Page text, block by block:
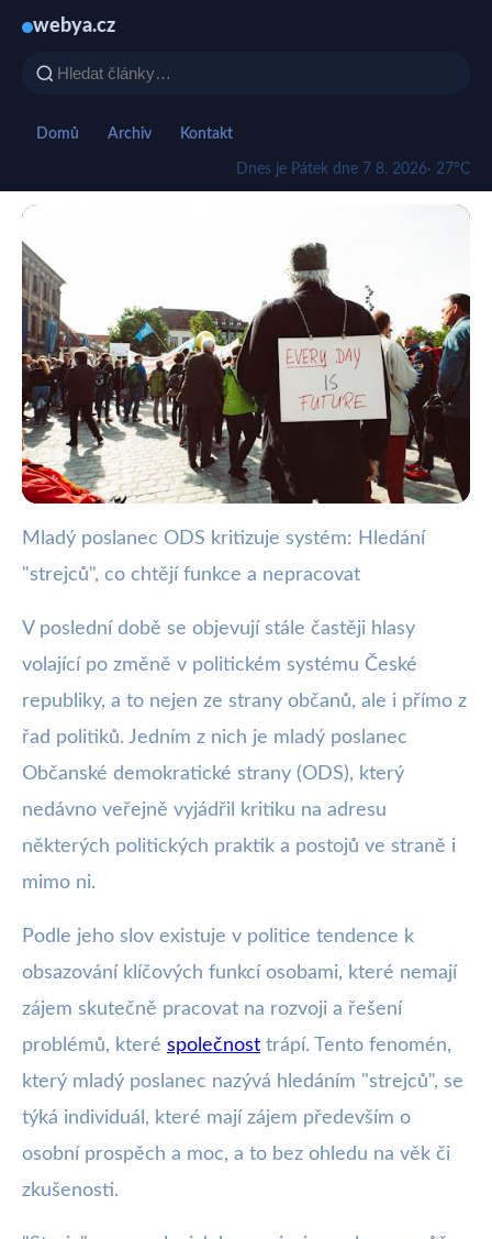
webya.cz
Domů Archiv Kontakt
Dnes je Pátek dne 7 8. 2026· 27°C
webya.cz
Mladý poslanec ODS kritizuje:
Politika plná strejců bez práce
30. 10. 2025 · 3 min čtení · Autor: Barbora Černá
Mladý poslanec ODS kritizuje systém: Hledání
"strejců", co chtějí funkce a nepracovat
V poslední době se objevují stále častěji hlasy
volající po změně v politickém systému České
republiky, a to nejen ze strany občanů, ale i přímo z
řad politiků. Jedním z nich je mladý poslanec
Občanské demokratické strany (ODS), který
nedávno veřejně vyjádřil kritiku na adresu
některých politických praktik a postojů ve straně i
mimo ni.
Podle jeho slov existuje v politice tendence k
obsazování klíčových funkcí osobami, které nemají
zájem skutečně pracovat na rozvoji a řešení
problémů, které společnost trápí. Tento fenomén,
který mladý poslanec nazývá hledáním "strejců", se
týká individuál, které mají zájem především o
osobní prospěch a moc, a to bez ohledu na věk či
zkušenosti.